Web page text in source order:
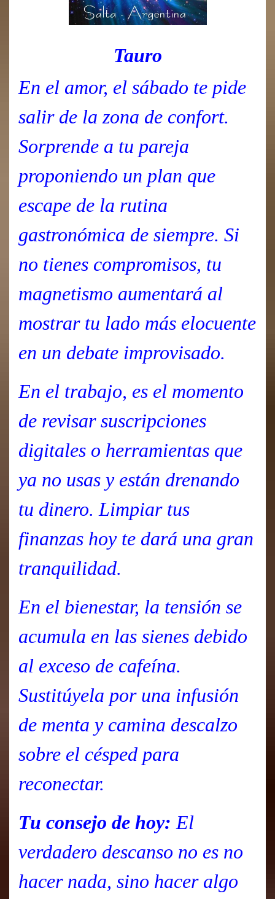
Tauro
En el amor, el sábado te pide
salir de la zona de confort.
Sorprende a tu pareja
proponiendo un plan que
escape de la rutina
gastronómica de siempre. Si
no tienes compromisos, tu
magnetismo aumentará al
mostrar tu lado más elocuente
en un debate improvisado.
En el trabajo, es el momento
de revisar suscripciones
digitales o herramientas que
ya no usas y están drenando
tu dinero. Limpiar tus
finanzas hoy te dará una gran
tranquilidad.
En el bienestar, la tensión se
acumula en las sienes debido
al exceso de cafeína.
Sustitúyela por una infusión
de menta y camina descalzo
sobre el césped para
reconectar.
Tu consejo de hoy: El
verdadero descanso no es no
hacer nada, sino hacer algo